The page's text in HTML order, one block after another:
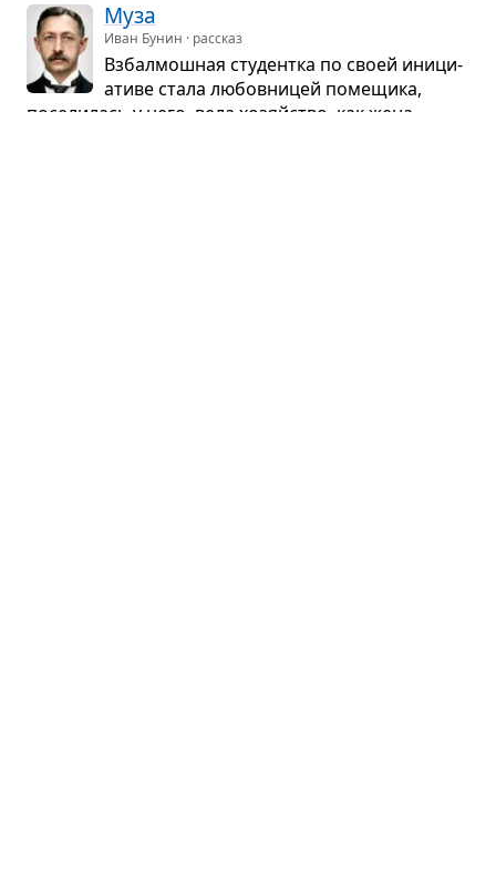
Муза
Иван Бунин · рассказ
Взбал­мош­ная сту­дентка по своей ини­ци­
а­тиве стала любов­ни­цей поме­щика,
посе­ли­лась у него, вела хозяйство, как жена.